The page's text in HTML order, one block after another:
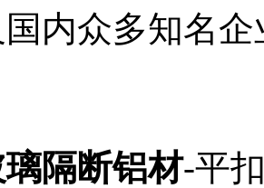
内众多知名
隔断铝材-平